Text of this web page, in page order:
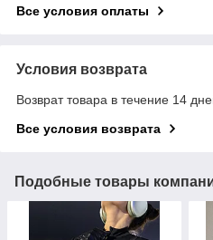
Все условия оплаты
Условия возврата
Возврат товара в течение 14
Все условия возврата
Подобные товары